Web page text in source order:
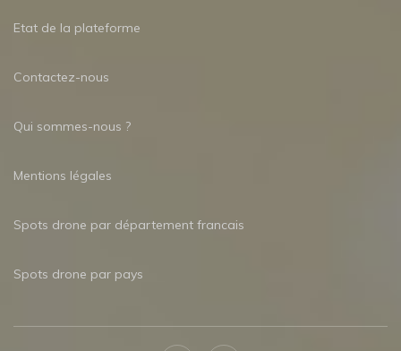
Etat de la plateforme
Contactez-nous
Qui sommes-nous ?
Mentions légales
Spots drone par département francais
Spots drone par pays